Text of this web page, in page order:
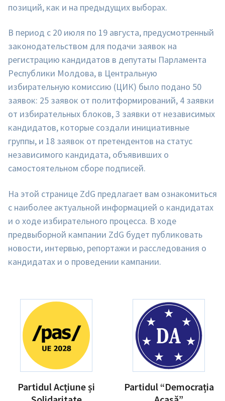
позиций, как и на предыдущих выборах.
В период с 20 июля по 19 августа, предусмотренный
законодательством для подачи заявок на
регистрацию кандидатов в депутаты Парламента
Республики Молдова, в Центральную
избирательную комиссию (ЦИК) было подано 50
заявок: 25 заявок от политформирований, 4 заявки
от избирательных блоков, 3 заявки от независимых
кандидатов, которые создали инициативные
группы, и 18 заявок от претендентов на статус
независимого кандидата, объявивших о
самостоятельном сборе подписей.
На этой странице ZdG предлагает вам ознакомиться
с наиболее актуальной информацией о кандидатах
и о ходе избирательного процесса. В ходе
предвыборной кампании ZdG будет публиковать
новости, интервью, репортажи и расследования о
кандидатах и о проведении кампании.
Partidul Acțiune și
Partidul “Democrația